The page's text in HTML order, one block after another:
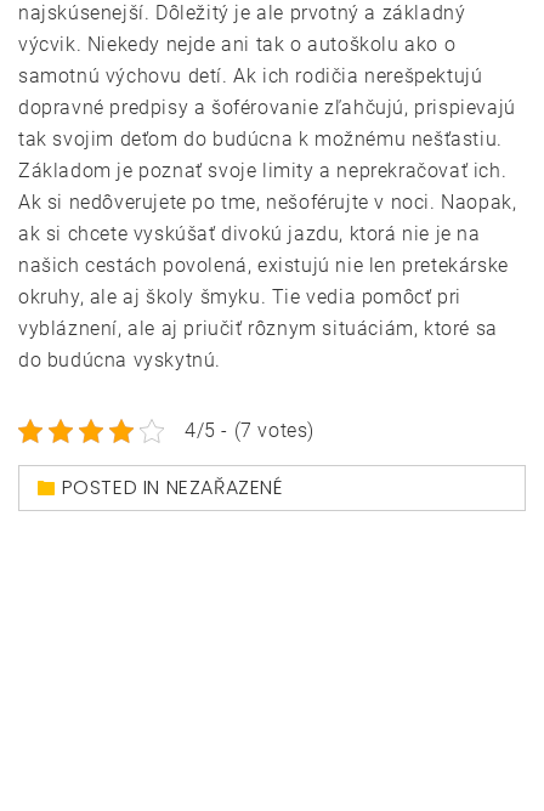
najskúsenejší. Dôležitý je ale prvotný a základný
výcvik. Niekedy nejde ani tak o autoškolu ako o
samotnú výchovu detí. Ak ich rodičia nerešpektujú
dopravné predpisy a šoférovanie zľahčujú, prispievajú
tak svojim deťom do budúcna k možnému nešťastiu.
Základom je poznať svoje limity a neprekračovať ich.
Ak si nedôverujete po tme, nešoférujte v noci. Naopak,
ak si chcete vyskúšať divokú jazdu, ktorá nie je na
našich cestách povolená, existujú nie len pretekárske
okruhy, ale aj školy šmyku. Tie vedia pomôcť pri
vybláznení, ale aj priučiť rôznym situáciám, ktoré sa
do budúcna vyskytnú.
4/5 - (7 votes)
POSTED IN NEZAŘAZENÉ